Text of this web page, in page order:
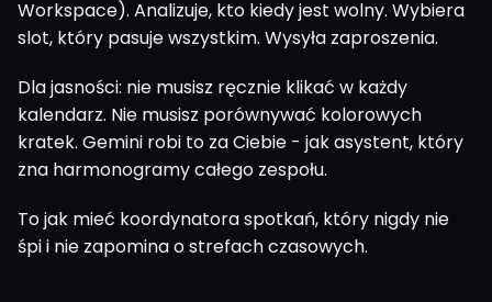
Workspace). Analizuje, kto kiedy jest wolny. Wybiera
slot, który pasuje wszystkim. Wysyła zaproszenia.
Dla jasności: nie musisz ręcznie klikać w każdy
kalendarz. Nie musisz porównywać kolorowych
kratek. Gemini robi to za Ciebie - jak asystent, który
zna harmonogramy całego zespołu.
To jak mieć koordynatora spotkań, który nigdy nie
śpi i nie zapomina o strefach czasowych.